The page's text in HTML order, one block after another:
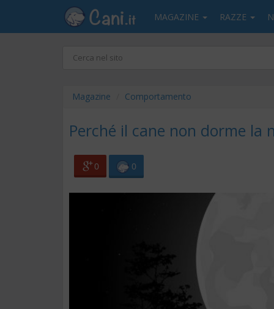
MAGAZINE RAZZE
Magazine Comportamento
Perché il cane non dorme la
0 0